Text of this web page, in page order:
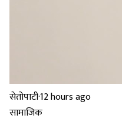
सेतोपाटी·12 hours ago
सामाजिक